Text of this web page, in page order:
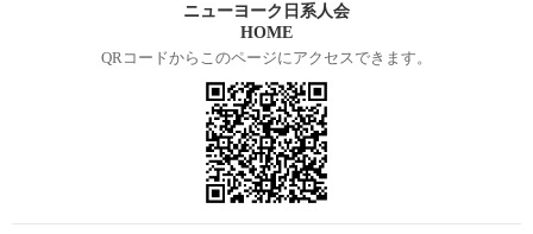
ニューヨーク日系人会
HOME
QRコードからこのページにアクセスできます。